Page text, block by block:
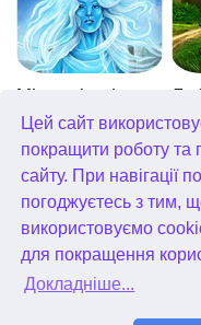
Цей сайт
покращити роботу та
сайту. При навігації
погоджуєтесь з тим,
використовуємо
для покращення
Докладніше...
таємниці, щоб зробити
дорогу додому. Ви
чекає насичена і
Небесні землі. Пробудження гігантів. колекційне видання